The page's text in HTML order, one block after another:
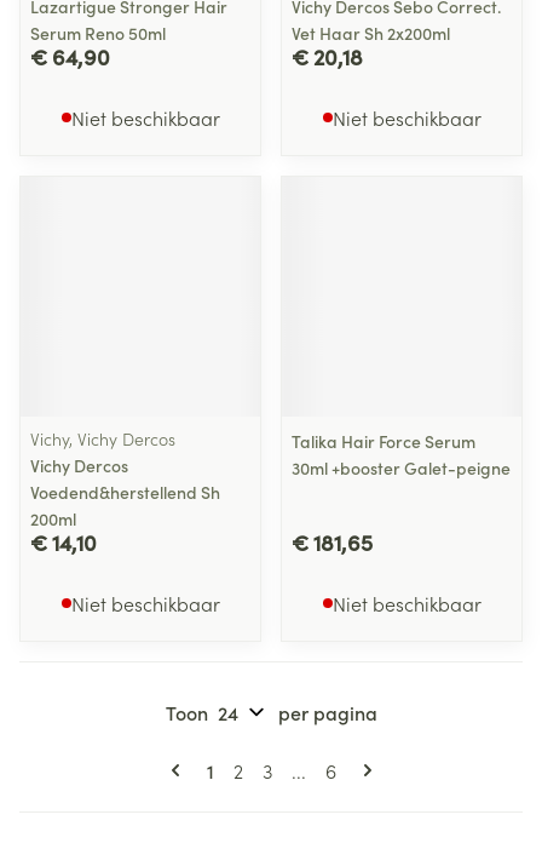
Lazartigue Stronger Hair
Serum Reno 50ml
€ 64,90
Niet beschikbaar
Vichy Dercos Sebo Correct.
Vet Haar Sh 2x200ml
€ 20,18
Niet beschikbaar
Vichy, Vichy Dercos
Vichy Dercos
Voedend&herstellend Sh
200ml
€ 14,10
Niet beschikbaar
Talika Hair Force Serum
30ml +booster Galet-peigne
€ 181,65
Niet beschikbaar
Pagina's
U lees momenteel pagina
1 Pagina
2 Pagina
3 ... Pagina
6
Toon per pagina